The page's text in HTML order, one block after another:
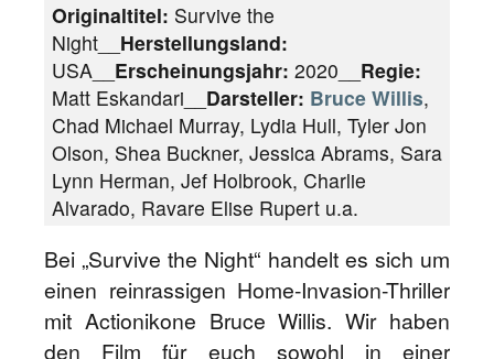
Originaltitel: Survive the
Night__ Herstellungsland:
USA__ Erscheinungsjahr: 2020__ Regie:
Matt Eskandari__ Darsteller: Bruce Willis,
Chad Michael Murray, Lydia Hull, Tyler Jon
Olson, Shea Buckner, Jessica Abrams, Sara
Lynn Herman, Jef Holbrook, Charlie
Alvarado, Ravare Elise Rupert u.a.
Bei „Survive the Night“ handelt es sich um
einen reinrassigen Home-Invasion-Thriller
mit Actionikone Bruce Willis. Wir haben
den Film für euch sowohl in einer